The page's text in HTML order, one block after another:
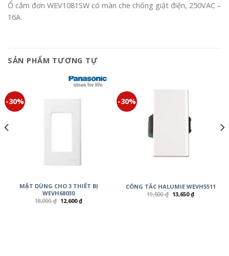
Ổ cắm đơn WEV1081SW có màn che chống giật điện, 250VAC –
16A.
SẢN PHẨM TƯƠNG TỰ
-30%
MẶT DÙNG CHO 3 THIẾT BỊ
WEVH68030
18,000₫ 12,600₫
-30%
CÔNG TẮC HALUMIE WEVH5511
19,500₫ 13,650₫